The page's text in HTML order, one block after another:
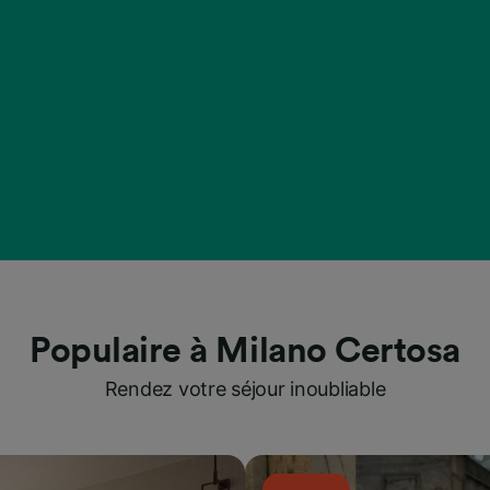
Populaire à Milano Certosa
Rendez votre séjour inoubliable